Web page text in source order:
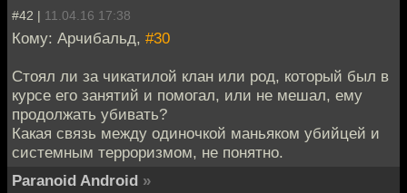
#42 | 11.04.16 17:38
Кому: Арчибальд, #30
Стоял ли за чикатилой клан или род, который был в
курсе его занятий и помогал, или не мешал, ему
продолжать убивать?
Какая связь между одиночкой маньяком убийцей и
системным терроризмом, не понятно.
Paranoid Android »